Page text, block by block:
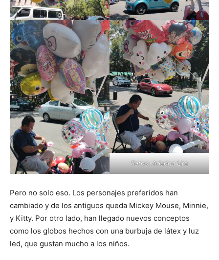
Fotos: Ariadna Lira
Pero no solo eso. Los personajes preferidos han
cambiado y de los antiguos queda Mickey Mouse, Minnie,
y Kitty. Por otro lado, han llegado nuevos conceptos
como los globos hechos con una burbuja de látex y luz
led, que gustan mucho a los niños.